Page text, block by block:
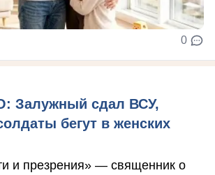
0
Залужный сдал ВСУ,
бегут в женских
и презрения» — священник о